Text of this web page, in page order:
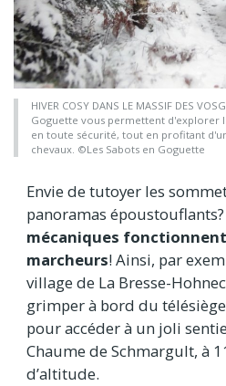
HIVER COSY DANS LE MASSIF DES
Goguette vous permettent d'explorer
en toute sécurité, tout en profitant
chevaux. ©Les Sabots en Goguette
Envie de tutoyer les
panoramas époustouflants?
mécaniques
marcheurs! Ainsi, par
village de La Bresse-
grimper à bord du
pour accéder à un joli
Chaume de Schmargult, à
d’altitude.